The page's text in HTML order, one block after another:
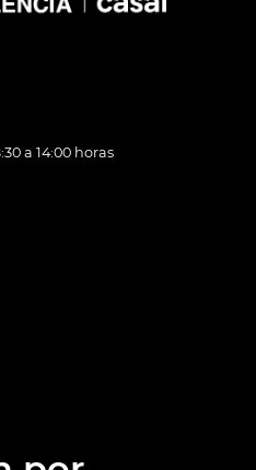
a 14:00 horas